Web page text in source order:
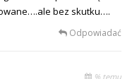
bez skutku….
Odpowiadać
% temu